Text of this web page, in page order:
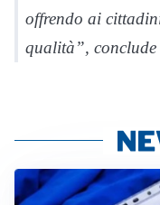
offrendo ai
qualità”,